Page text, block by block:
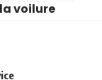
voilure